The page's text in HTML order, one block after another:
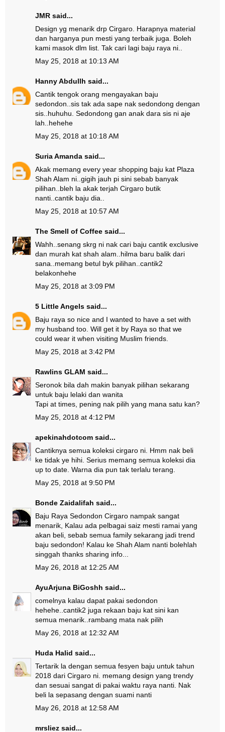
JMR said...
Design yg menarik drp Cirgaro. Harapnya material
dan harganya pun mesti yang terbaik juga. Boleh
kami masok dlm list. Tak cari lagi baju raya ni..
May 25, 2018 at 10:13 AM
Hanny Abdullh said...
Cantik tengok orang mengayakan baju
sedondon..sis tak ada sape nak sedondong dengan
sis..huhuhu. Sedondong gan anak dara sis ni aje
lah..hehehe
May 25, 2018 at 10:18 AM
Suria Amanda said...
Akak memang every year shopping baju kat Plaza
Shah Alam ni..gigih jauh pi sini sebab banyak
pilihan..bleh la akak terjah Cirgaro butik
nanti..cantik baju dia..
May 25, 2018 at 10:57 AM
The Smell of Coffee said...
Wahh..senang skrg ni nak cari baju cantik exclusive
dan murah kat shah alam..hilma baru balik dari
sana..memang betul byk pilihan..cantik2
belakonhehe
May 25, 2018 at 3:09 PM
5 Little Angels said...
Baju raya so nice and I wanted to have a set with
my husband too. Will get it by Raya so that we
could wear it when visiting Muslim friends.
May 25, 2018 at 3:42 PM
Rawlins GLAM said...
Seronok bila dah makin banyak pilihan sekarang
untuk baju lelaki dan wanita
Tapi at times, pening nak pilih yang mana satu kan?
May 25, 2018 at 4:12 PM
apekinahdotcom said...
Cantiknya semua koleksi cirgaro ni. Hmm nak beli
ke tidak ye hihi. Serius memang semua koleksi dia
up to date. Warna dia pun tak terlalu terang.
May 25, 2018 at 9:50 PM
Bonde Zaidalifah said...
Baju Raya Sedondon Cirgaro nampak sangat
menarik, Kalau ada pelbagai saiz mesti ramai yang
akan beli, sebab semua family sekarang jadi trend
baju sedondon! Kalau ke Shah Alam nanti bolehlah
singgah thanks sharing info...
May 26, 2018 at 12:25 AM
AyuArjuna BiGoshh said...
comelnya kalau dapat pakai sedondon
hehehe..cantik2 juga rekaan baju kat sini kan
semua menarik..rambang mata nak pilih
May 26, 2018 at 12:32 AM
Huda Halid said...
Tertarik la dengan semua fesyen baju untuk tahun
2018 dari Cirgaro ni. memang design yang trendy
dan sesuai sangat di pakai waktu raya nanti. Nak
beli la sepasang dengan suami nanti
May 26, 2018 at 12:58 AM
mrsliez said...